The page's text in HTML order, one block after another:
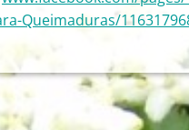
Queimaduras/